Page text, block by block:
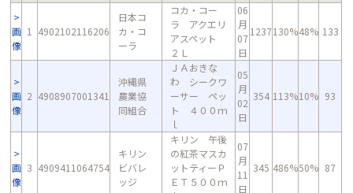
画
像
1 4902102116206
日本コ
カ・コ
ーラ
コカ・コー
ラ アクエリ
アスペット
２Ｌ
06
月
07
日
1237130%48% 133
画
像
2 4908907001341
沖縄県
農業協
同組合
ＪＡおきな
わ シークワ
ーサー ペッ
ト ４００ｍ
ｌ
05
月
02
日
354 113%10% 93
画
像
3 4909411064754
キリン
ビバレ
ッジ
キリン 午後
の紅茶マスカ
ットティーＰ
ＥＴ５００ｍ
07
月
11
日
345 486%50% 87